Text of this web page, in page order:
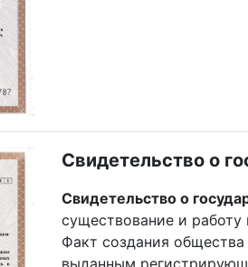
Свидетельство о
Свидетельство о
существование и
Факт создания